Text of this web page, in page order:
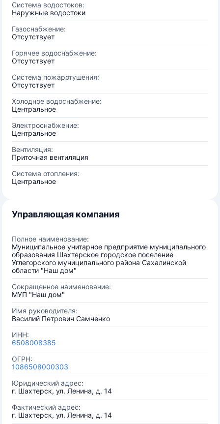
Система водостоков:
Наружные водостоки
Газоснабжение:
Отсутствует
Горячее водоснабжение:
Отсутствует
Система пожаротушения:
Отсутствует
Холодное водоснабжение:
Центральное
Электроснабжение:
Центральное
Вентиляция:
Приточная вентиляция
Система отопления:
Центральное
Управляющая компания
Полное наименование:
Муниципальное унитарное предприятие муниципального
образования Шахтерское городское поселение
Углегорского муниципального района Сахалинской
области "Наш дом"
Сокращенное наименование:
МУП "Наш дом"
Имя руководителя:
Василий Петрович Самченко
ИНН:
6508008385
ОГРН:
1086508000303
Юридический адрес:
г. Шахтерск, ул. Ленина, д. 14
Фактический адрес:
г. Шахтерск, ул. Ленина, д. 14